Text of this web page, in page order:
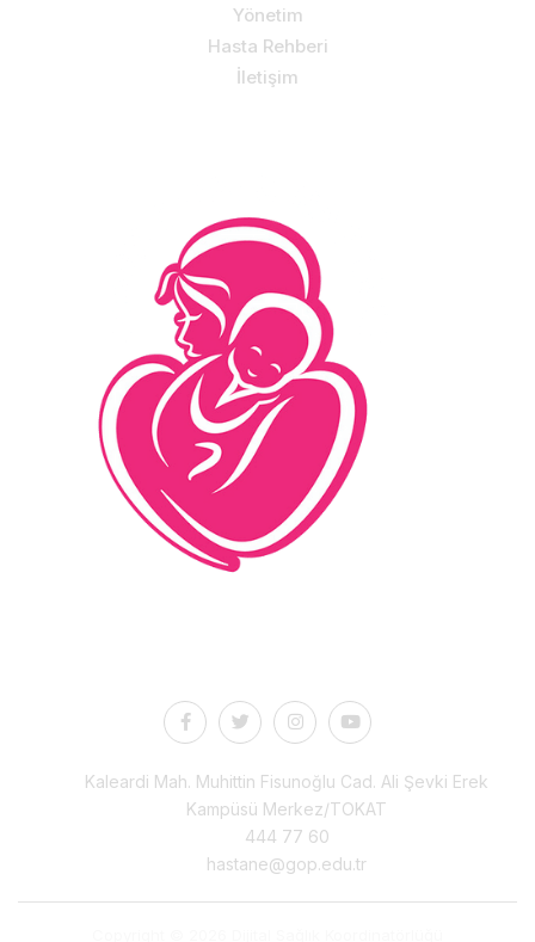
Yönetim
Hasta Rehberi
İletişim
Kaleardi Mah. Muhittin Fisunoğlu Cad. Ali Şevki Erek
Kampüsü Merkez/TOKAT
444 77 60
hastane@gop.edu.tr